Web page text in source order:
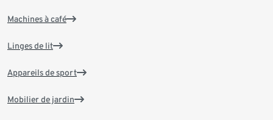
Machines à café
Linges de lit
Appareils de sport
Mobilier de jardin